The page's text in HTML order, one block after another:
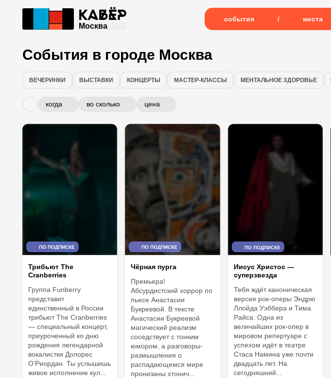
Москва
события / места
События в городе Москва
ВЕЧЕРИНКИ ВЫСТАВКИ КОНЦЕРТЫ МАСТЕР-КЛАССЫ МЕНТАЛЬНОЕ ЗДОРОВЬЕ
когда во сколько цена
ПО ПОДПИСКЕ
Трибьют The
Cranberries
Группа Funberry
представит
единственный в России
трибьют The Cranberries
— специальный концерт,
приуроченный ко дню
рождения легендарной
вокалистки Долорес
О’Риордан. Ты услышишь
живое исполнение кул...
ПО ПОДПИСКЕ
Чёрная пурга
Премьера!
Абсурдистский хоррор по
пьесе Анастасии
Букреевой. В тексте
Анастасии Букреевой
магический реализм
соседствует с тонким
юмором, а разговоры-
размышления о
распадающемся мире
пронизаны хтонич...
ПО ПОДПИСКЕ
Иисус Христос —
суперзвезда
Тебя ждёт каноническая
версия рок-оперы Эндрю
Ллойда Уэббера и Тима
Райса. Одна из
величайших рок-опер в
мировом репертуаре с
успехом идёт в театре
Стаса Намина уже почти
двадцать лет. На
сегодняшний...